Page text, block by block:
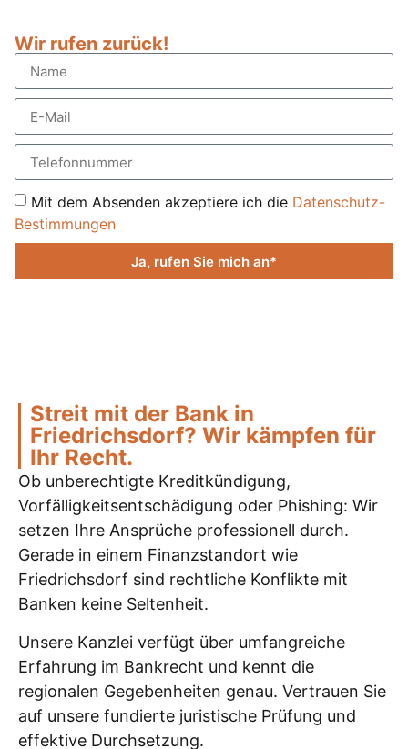
Wir rufen zurück!
Mit dem Absenden akzeptiere ich die Datenschutz-
Bestimmungen
Ja, rufen Sie mich an*
Streit mit der Bank in
Friedrichsdorf? Wir kämpfen für
Ihr Recht.
Ob unberechtigte Kreditkündigung,
Vorfälligkeitsentschädigung oder Phishing: Wir
setzen Ihre Ansprüche professionell durch.
Gerade in einem Finanzstandort wie
Friedrichsdorf sind rechtliche Konflikte mit
Banken keine Seltenheit.
Unsere Kanzlei verfügt über umfangreiche
Erfahrung im Bankrecht und kennt die
regionalen Gegebenheiten genau. Vertrauen Sie
auf unsere fundierte juristische Prüfung und
effektive Durchsetzung.